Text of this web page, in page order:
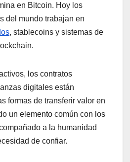
en Bitcoin. Hoy los
del mundo trabajan en
, stablecoins y sistemas de
los contratos
digitales están
formas de transferir valor en
un elemento común con los
a la humanidad
de confiar.